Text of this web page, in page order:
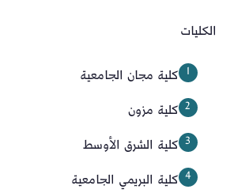
الكليات
كلية مجان الجامعية
كلية مزون
كلية الشرق الأوسط
كلية البريمي الجامعية